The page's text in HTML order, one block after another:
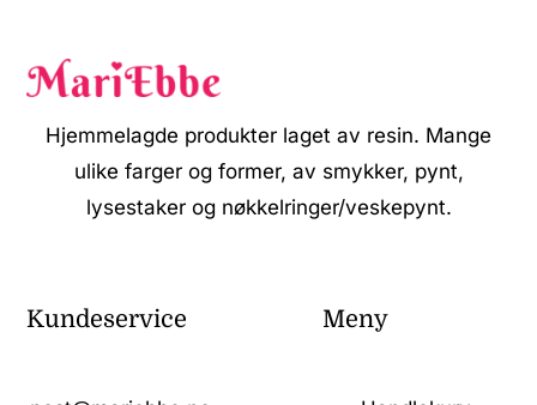
Hjemmelagde produkter laget av resin. Mange
ulike farger og former, av smykker, pynt,
lysestaker og nøkkelringer/veskepynt.
Kundeservice Meny